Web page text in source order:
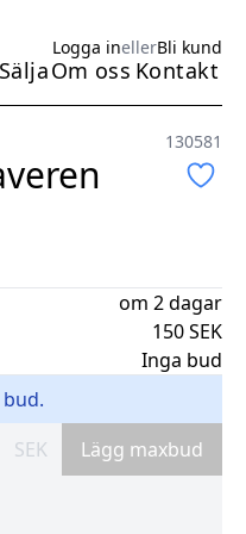
Logga inellerBli kund
SäljaOm oss Kontakt
130581
om 2 dagar
150SEK
Inga bud
SEK
Lägg maxbud